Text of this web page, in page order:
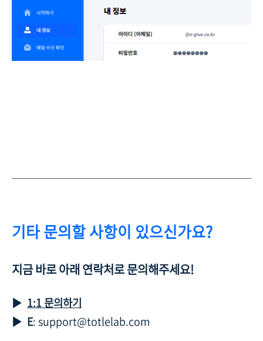
기타 문의할 사항이 있으신가요?
지금 바로 아래 연락처로 문의해주세요!
▶ 1:1 문의하기
▶ E: support@totlelab.com